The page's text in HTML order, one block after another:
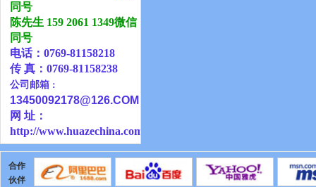
同号
陈先生 159 2061 1349微信
同号
电话：0769-81158218
传 真：0769-81158238
公司邮箱 ：
13450092178@126.COM
网 址：
http://www.huazechina.com.cn
合作
伙伴